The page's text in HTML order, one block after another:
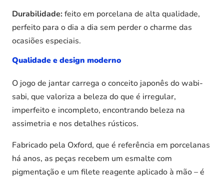
Durabilidade:feito em porcelana de alta qualidade,
perfeito para o dia a dia sem perder o charme das
ocasiões especiais.
Qualidade e design moderno
O jogo de jantar carrega o conceito japonês do wabi-
sabi, que valoriza a beleza do que é irregular,
imperfeito e incompleto, encontrando beleza na
assimetria e nos detalhes rústicos.
Fabricado pela Oxford, que é referência em porcelanas
há anos, as peças recebem um esmalte com
pigmentação e um filete reagente aplicado à mão – é